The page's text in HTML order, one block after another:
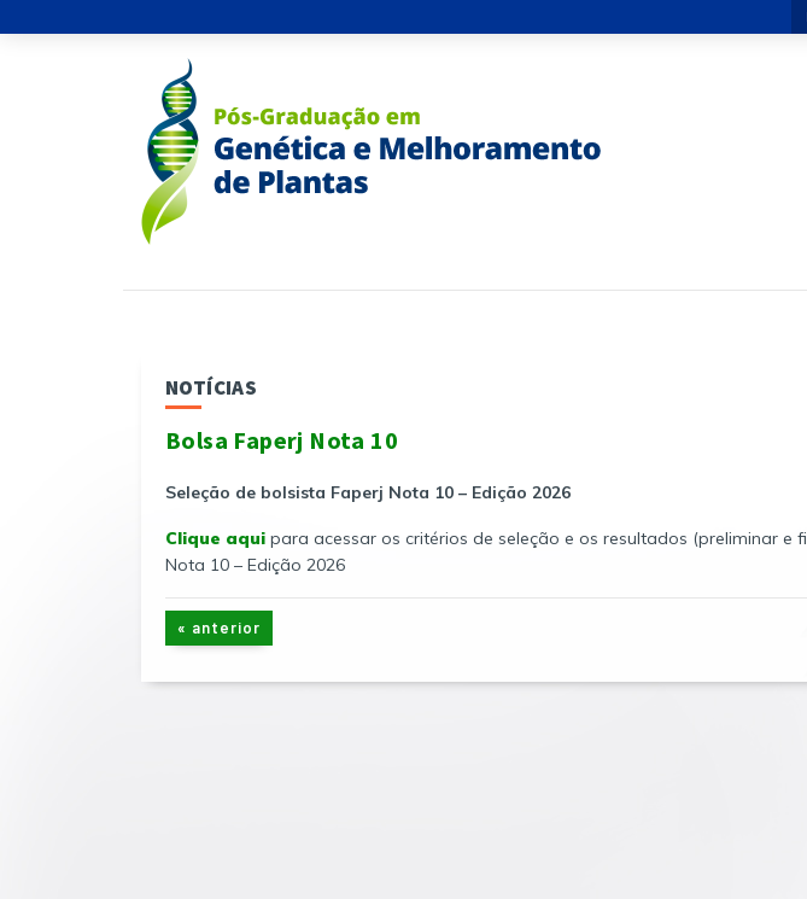
NOTÍCIAS
Bolsa Faperj Nota 10
Seleção de bolsista Faperj Nota 10 – Edição 2026
Clique aqui para acessar os critérios de seleção e os resultados (preliminar e
Nota 10 – Edição 2026
« anterior